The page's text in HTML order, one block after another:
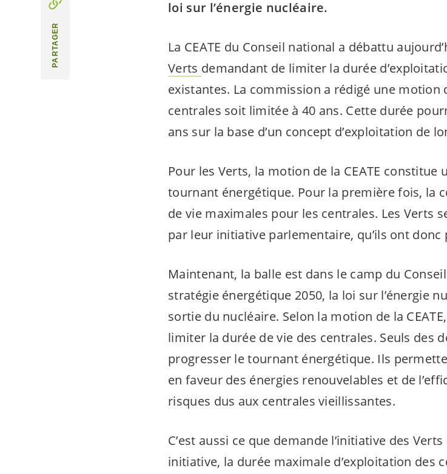
loi sur l’énergie nucléaire.
La CEATE du Conseil national a débattu
Verts demandant de limiter la durée
existantes. La commission a rédigé une motion
centrales soit limitée à 40 ans. Cette durée
ans sur la base d’un concept d’exploitation de
Pour les Verts, la motion de la CEATE
tournant énergétique. Pour la première fois, la
de vie maximales pour les centrales. Les Verts
par leur initiative parlementaire, qu’ils ont donc
Maintenant, la balle est dans le camp du
stratégie énergétique 2050, la loi sur l’énergie
sortie du nucléaire. Selon la motion de la
limiter la durée de vie des centrales. Seuls des
progresser le tournant énergétique. Ils
en faveur des énergies renouvelables et de
risques dus aux centrales vieillissantes.
C’est aussi ce que demande l’initiative des
initiative, la durée maximale d’exploitation des
PARTAGER